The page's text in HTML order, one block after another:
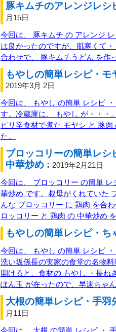
豚キムチのアレンジレ
月15日
今回は、 豚キムチ の アレンジ
は良かったのですが、肌寒くて
合わせで、 豚キムチうどん を作
もやしの簡単レシピ・
2019年3月 2日
今回は、 もやし の簡単 レシピ
す。冷蔵庫に、 もやし が・・・
ピリ辛食材で煮た モヤシ と 豚
た。
ブロッコリーの簡単レシ
中華炒め : 2019年2月21日
今回は、 ブロッコリー の簡単
華炒め です。叔母がくれていた
んな ブロッコリー に 鶏肉 を合
ロッコリー と 鶏肉 の 中華炒め
もやしの簡単レシピ・
今回は、 もやし の簡単 レシピ
洗い坂係長の実家の食堂の名物
開けると、食材の もやし ・長ね
ぽん玉 が在ったので、早速ちゃ
大根の簡単レシピ・手
月11日